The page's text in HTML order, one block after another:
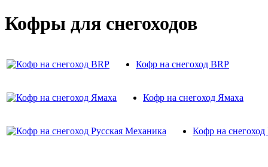
Кофры для снегоходов
Кофр на снегоход BRP
Кофр на снегоход Ямаха
Кофр на